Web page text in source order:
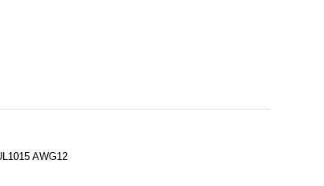
AWG12